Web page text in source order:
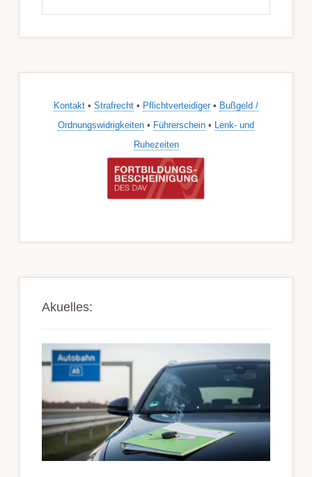
Kontakt • Strafrecht • Pflichtverteidiger • Bußgeld /
Ordnungswidrigkeiten • Führerschein • Lenk- und
Ruhezeiten
Akuelles: